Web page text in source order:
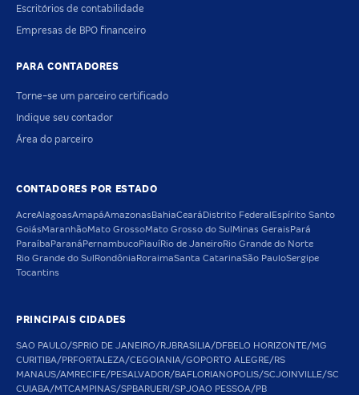
Escritórios de contabilidade
Empresas de BPO financeiro
PARA CONTADORES
Torne-se um parceiro certificado
Indique seu contador
Área do parceiro
CONTADORES POR ESTADO
AcreAlagoasAmapáAmazonas BahiaCeará Distrito Federal Espírito Santo
GoiásMaranhãoMato GrossoMato Grosso do Sul Minas Gerais Pará
Paraíba Paraná PernambucoPiauíRio de JaneiroRio Grande do Norte
Rio Grande do Sul Rondônia RoraimaSanta CatarinaSão PauloSergipe
Tocantins
PRINCIPAIS CIDADES
SAO PAULO/SPRIO DE JANEIRO/RJBRASILIA/DFBELO HORIZONTE/MG
CURITIBA/PRFORTALEZA/CEGOIANIA/GOPORTO ALEGRE/RS
MANAUS/AMRECIFE/PESALVADOR/BAFLORIANOPOLIS/SCJOINVILLE/SC
CUIABA/MTCAMPINAS/SPBARUERI/SPJOAO PESSOA/PB